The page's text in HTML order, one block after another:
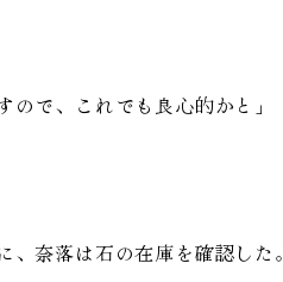
ので、これでも良心的かと」
奈落は石の在庫を確認した。